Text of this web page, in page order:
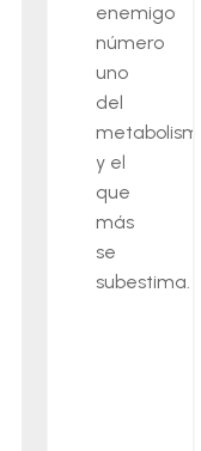
enemigo
número
uno
del
metabolismo
y el
que
más
se
subestima.